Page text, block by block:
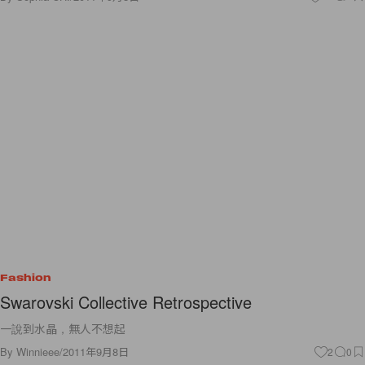
Fashion
Swarovski Collective Retrospective
一說到水晶，無人不想起
By Winnieee/2011年9月8日 2 0